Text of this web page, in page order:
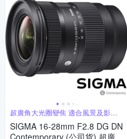
超廣角大光圈變焦 適合風景及影片
錄製
SIGMA 16-28mm F2.8 DG DN